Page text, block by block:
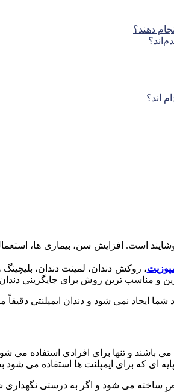
دهند؟
اند؟
است. افزایش سن، بیماری ها،
، روکش دندان، لمینت دندان،
و مناسب ترین روش برای جایگزینی
ایجاد نمی شود و دندان ایمپلنتی دقیقاً
باشند و تنها برای افرادی استفاده می
ای که برای ایمپلنت ها استفاده می
ساخته می شود و اگر به درستی